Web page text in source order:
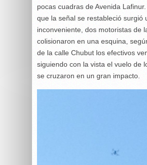
pocas cuadras de Avenida
que la señal se restableció surgió
inconveniente, dos motoristas de
colisionaron en una esquina,
de la calle Chubut los efectivos
siguiendo con la vista el vuelo de
se cruzaron en un gran impacto.